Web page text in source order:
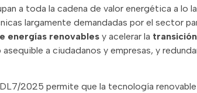
a toda la cadena de valor energética a lo
largamente demandadas por el sector
energías renovables y acelerar la
a ciudadanos y empresas, y
2025 permite que la tecnología